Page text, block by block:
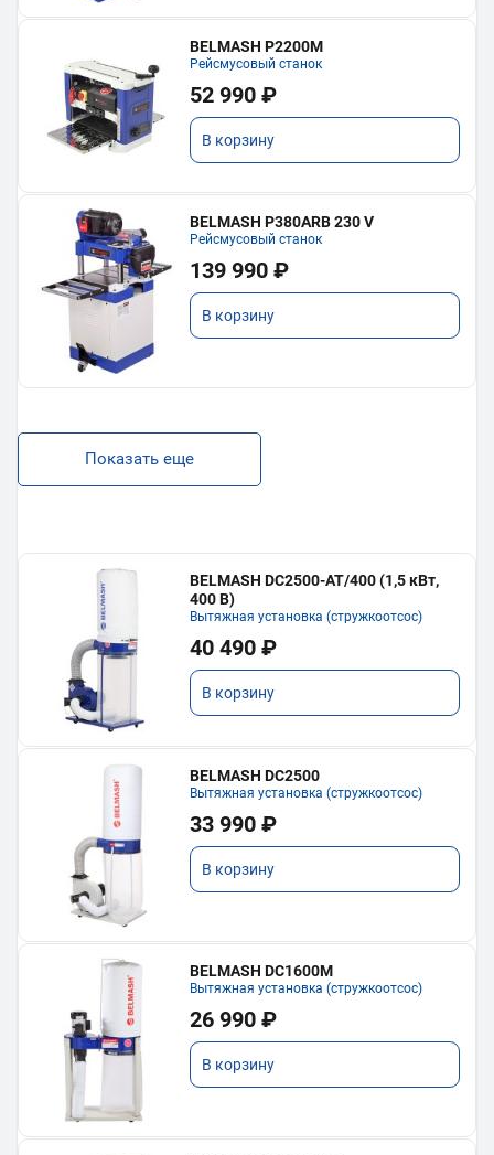
BELMASH P2200M
Рейсмусовый станок
52 990 ₽
В корзину
BELMASH P380ARB 230 V
Рейсмусовый станок
139 990 ₽
В корзину
Показать еще
BELMASH DC2500-AT/400 (1,5 кВт,
400 В)
Вытяжная установка (стружкоотсос)
40 490 ₽
В корзину
BELMASH DC2500
Вытяжная установка (стружкоотсос)
33 990 ₽
В корзину
BELMASH DC1600M
Вытяжная установка (стружкоотсос)
26 990 ₽
В корзину